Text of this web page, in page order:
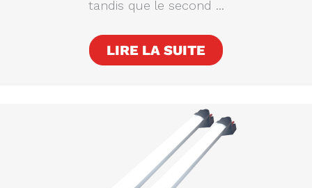
tandis que le second ...
LIRE LA SUITE